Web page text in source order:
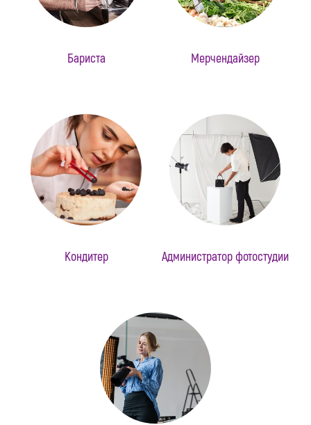
Бариста Мерчендайзер
Кондитер Администратор фотостудии